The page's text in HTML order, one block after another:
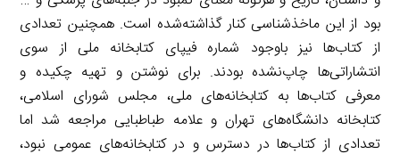
بود از این ماخذشناسی کنار گذاشته‌شده است. همچنین تعدادی
از کتاب‌ها نیز باوجود شماره فیپای کتابخانه ملی از سوی
انتشاراتی‌ها چاپ‌نشده بودند. برای نوشتن و تهیه چکیده و
معرفی کتاب‌ها به کتابخانه‌های ملی، مجلس شورای اسلامی،
کتابخانه دانشگاه‌های تهران و علامه طباطبایی مراجعه شد اما
تعدادی از کتاب‌ها در دسترس و در کتابخانه‌های عمومی نبود،